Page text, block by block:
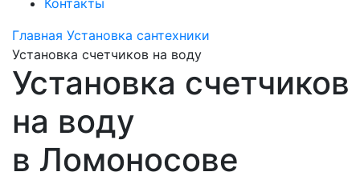
Контакты
Главная Установка сантехники
Установка счетчиков на воду
Установка счетчиков
на воду
в Ломоносове